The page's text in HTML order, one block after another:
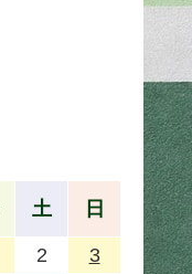
土 日
2
3